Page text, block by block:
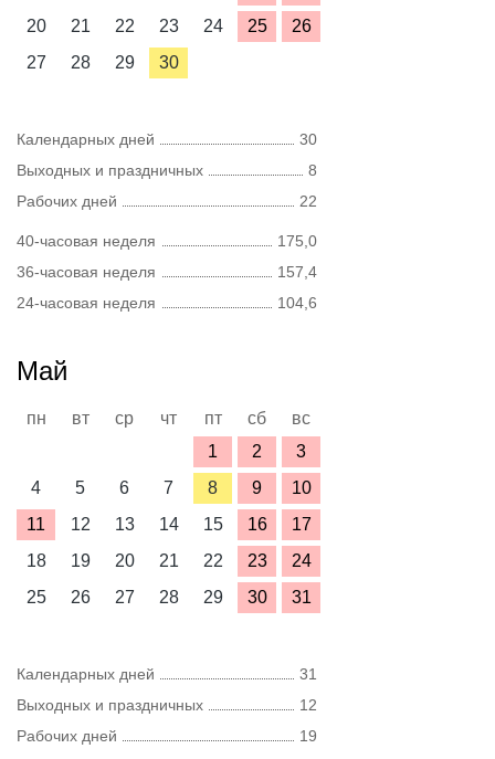
20
21 22 23 24 25
26
27
28 29 30
Календарных дней
30
Выходных и праздничных
8
Рабочих дней
22
40-часовая неделя
175,0
36-часовая неделя
157,4
24-часовая неделя
104,6
Май
пн вт ср чт пт сб
вс
1
2
3
4
5 6 7 8 9
10
11
12 13 14 15 16
17
18
19 20 21 22 23
24
25
26 27 28 29 30 31
Календарных дней
31
Выходных и праздничных
12
Рабочих дней
19